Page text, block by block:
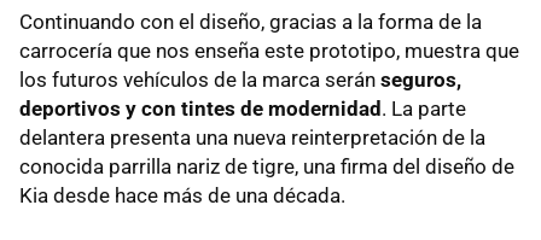
Continuando con el diseño, gracias a la forma de la
carrocería que nos enseña este prototipo, muestra que
los futuros vehículos de la marca serán seguros,
deportivos y con tintes de modernidad . La parte
delantera presenta una nueva reinterpretación de la
conocida parrilla nariz de tigre, una firma del diseño de
Kia desde hace más de una década.